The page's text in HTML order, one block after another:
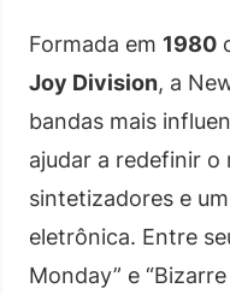
Formada em 1980
Joy Division, a
bandas mais
ajudar a redefinir o
sintetizadores e
eletrônica. Entre
Monday” e